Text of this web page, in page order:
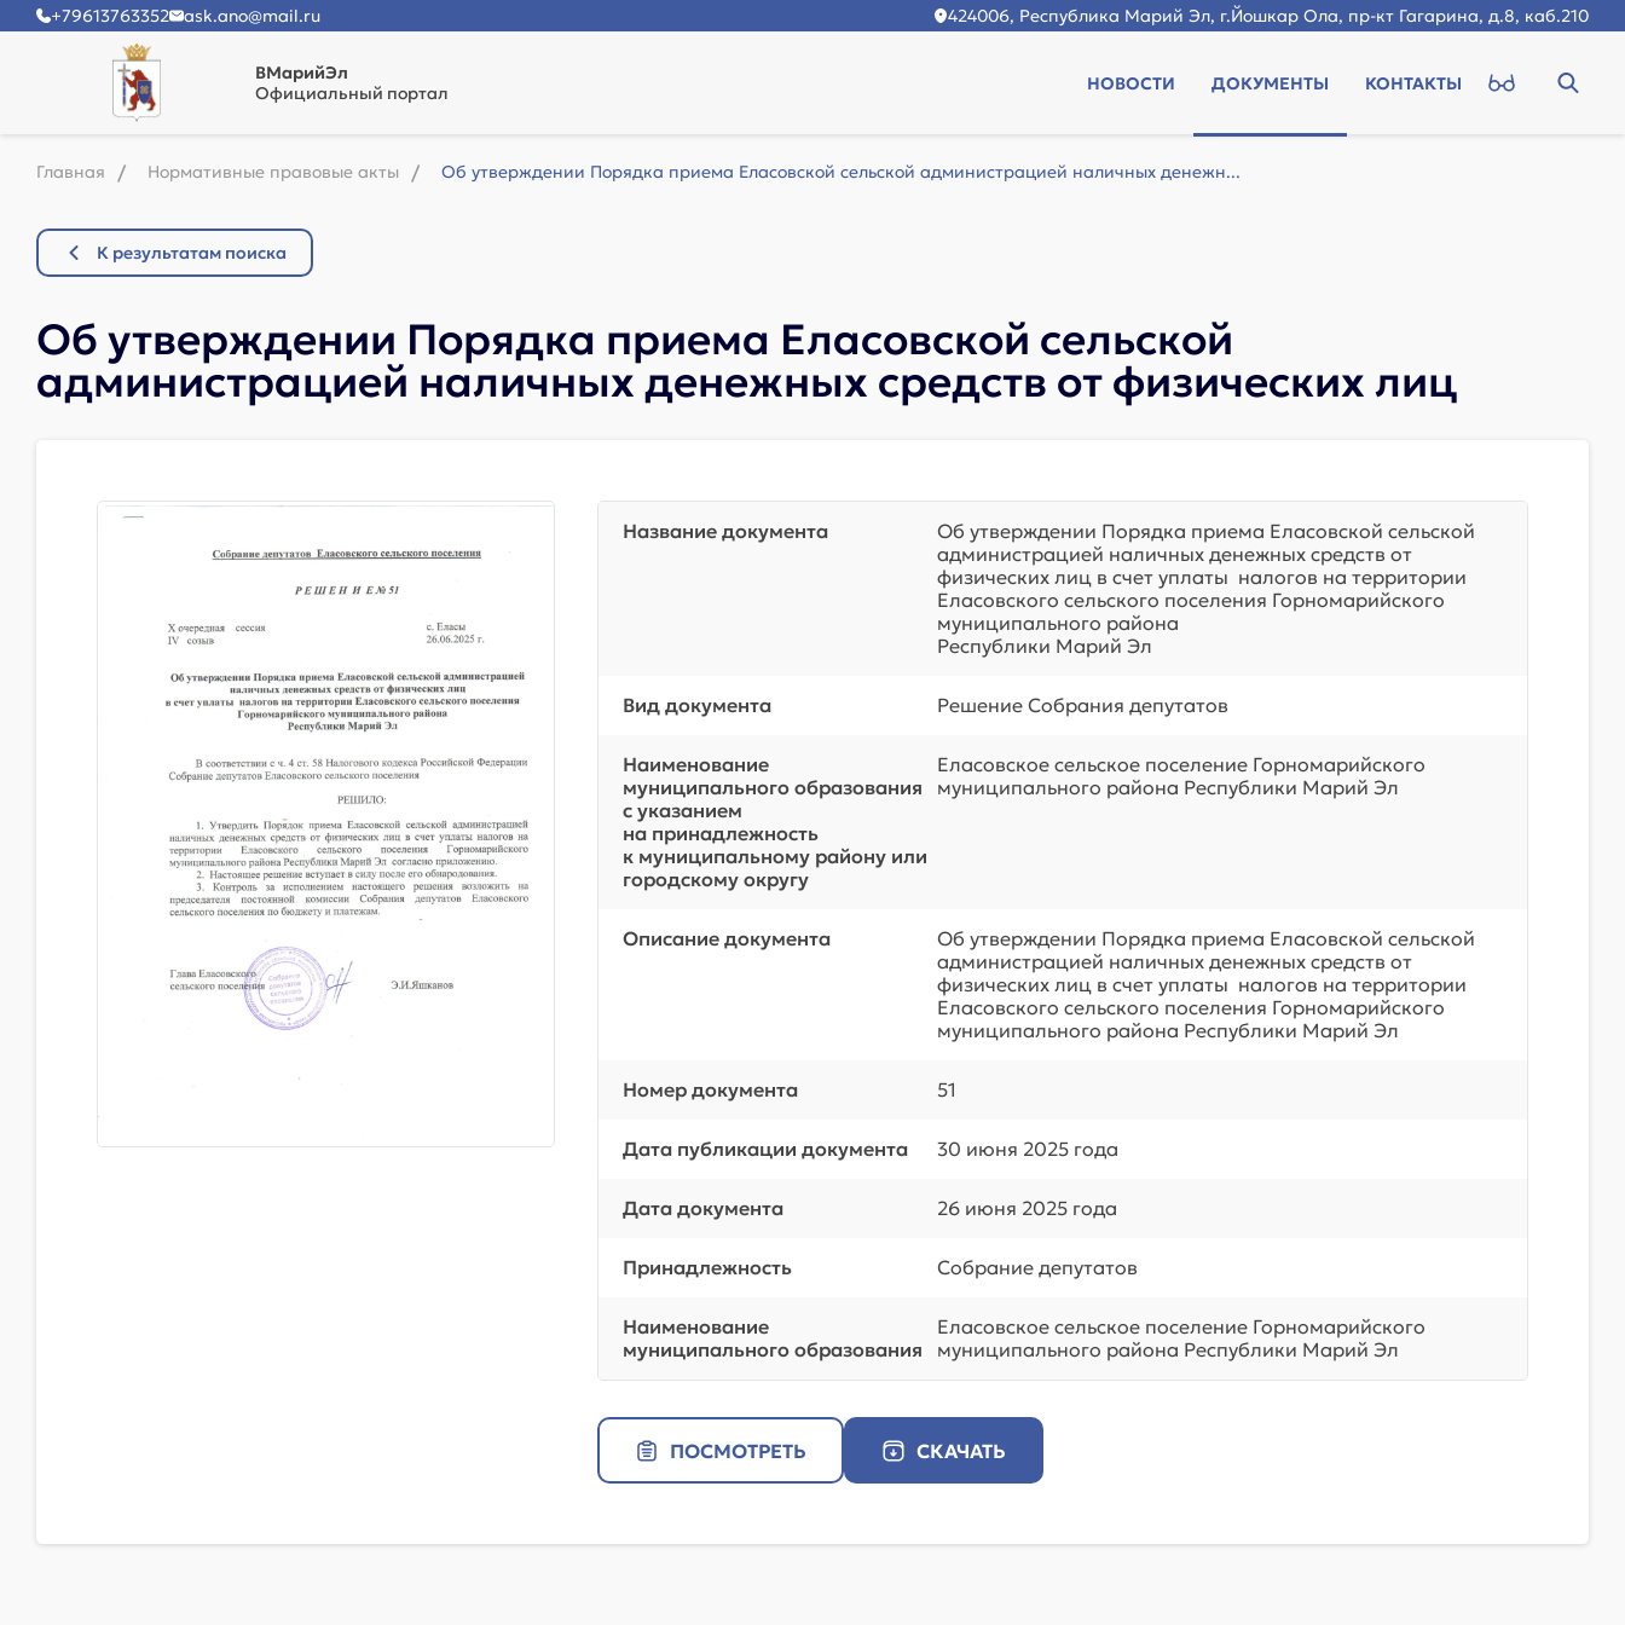
+79613763352 ask.ano@mail.ru 424006, Республика Марий Эл, г.Йошкар Ола, пр-кт Гагарина, д.8, каб.210
ВМарийЭл
Официальный портал
НОВОСТИ ДОКУМЕНТЫ КОНТАКТЫ
Главная Нормативные правовые акты Об утверждении Порядка приема Еласовской сельской администрацией наличных денежн...
К результатам поиска
Об утверждении Порядка приема Еласовской сельской
администрацией наличных денежных средств от физических лиц
Название документа
Об утверждении Порядка приема Еласовской сельской
администрацией наличных денежных средств от
физических лиц в счет уплаты налогов на территории
Еласовского сельского поселения Горномарийского
муниципального района
Республики Марий Эл
Вид документа Решение Собрания депутатов
Наименование
муниципального образования
с указанием
на принадлежность
к муниципальному району или
городскому округу
Еласовское сельское поселение Горномарийского
муниципального района Республики Марий Эл
Описание документа
Об утверждении Порядка приема Еласовской сельской
администрацией наличных денежных средств от
физических лиц в счет уплаты налогов на территории
Еласовского сельского поселения Горномарийского
муниципального района Республики Марий Эл
Номер документа 51
Дата публикации документа 30 июня 2025 года
Дата документа 26 июня 2025 года
Принадлежность Собрание депутатов
Наименование
муниципального образования
Еласовское сельское поселение Горномарийского
муниципального района Республики Марий Эл
ПОСМОТРЕТЬ СКАЧАТЬ